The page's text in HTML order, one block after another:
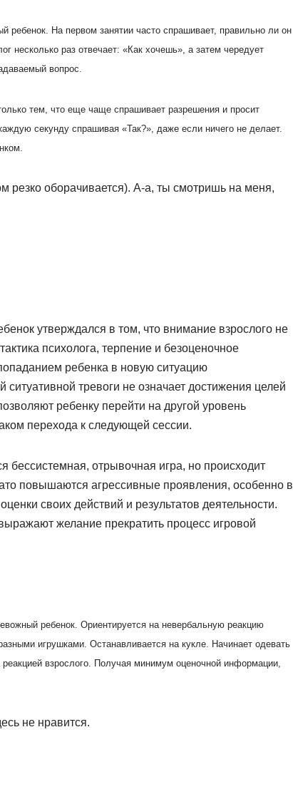
ребенок. На первом занятии часто спрашивает, правильно ли он
несколько раз отвечает: «Как хочешь», а затем чередует
вопрос.
тем, что еще чаще спрашивает разрешения и просит
секунду спрашивая «Так?», даже если ничего не делает.
резко оборачивается). А-а, ты смотришь на меня,
утверждался в том, что внимание взрослого не
психолога, терпение и безоценочное
ребенка в новую ситуацию
тревоги не означает достижения целей
ребенку перейти на другой уровень
перехода к следующей сессии.
бессистемная, отрывочная игра, но происходит
повышаются агрессивные проявления, особенно в
своих действий и результатов деятельности.
желание прекратить процесс игровой
ребенок. Ориентируется на невербальную реакцию
игрушками. Останавливается на кукле. Начинает одевать
взрослого. Получая минимум оценочной информации,
не нравится.